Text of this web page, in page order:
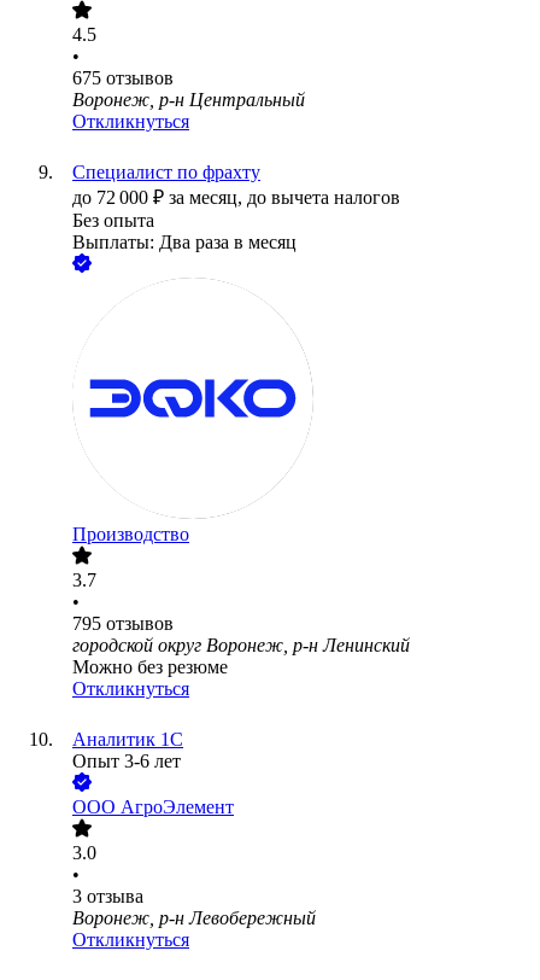
4.5
•
675 отзывов
Воронеж, р-н Центральный
Откликнуться
Специалист по фрахту
до 72 000 ₽ за месяц, до вычета налогов
Без опыта
Выплаты: Два раза в месяц
Производство
3.7
•
795 отзывов
городской округ Воронеж, р-н Ленинский
Можно без резюме
Откликнуться
Аналитик 1С
Опыт 3-6 лет
ООО АгроЭлемент
3.0
•
3 отзыва
Воронеж, р-н Левобережный
Откликнуться